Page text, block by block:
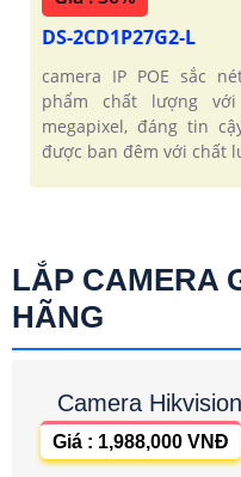
DS-2CD1P27G2-L
camera IP POE sắc
phẩm chất lượng
megapixel, đáng tin
được ban đêm với chất
LẮP CAMERA
HÃNG
Camera
Giá : 1,988,000 VNĐ